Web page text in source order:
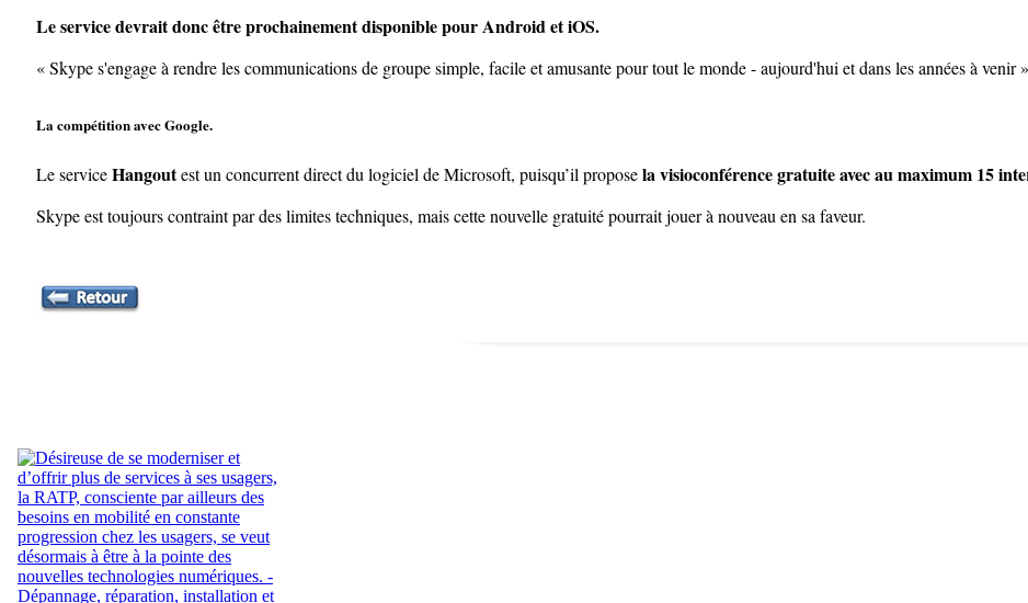
Le service devrait donc être prochainement disponible pour Android et iOS.
« Skype s'engage à rendre les communications de groupe simple, facile et amusante pour tout le monde - aujourd'hui et dans les années à
La compétition avec Google.
Le serviceHangoutest un concurrent direct du logiciel de Microsoft, puisqu’il proposela visioconférence gratuite avec au maximum 15
Skype est toujours contraint par des limites techniques, mais cette nouvelle gratuité pourrait jouer à nouveau en sa faveur.